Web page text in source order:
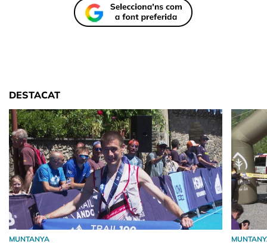
DESTACAT
MUNTANYA